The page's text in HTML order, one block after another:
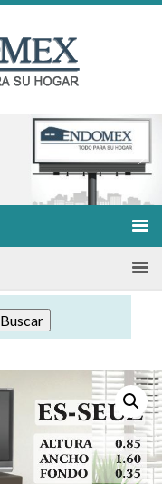
Buscar